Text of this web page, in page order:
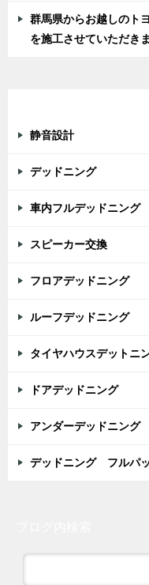
群馬県からお越しのト
を施工させていただき
静音設計
デッドニング
車内フルデッドニング
スピーカー交換
フロアデッドニング
ルーフデッドニング
タイヤハウスデットニ
ドアデッドニング
アンダーデッドニング
デッドニング フルパ